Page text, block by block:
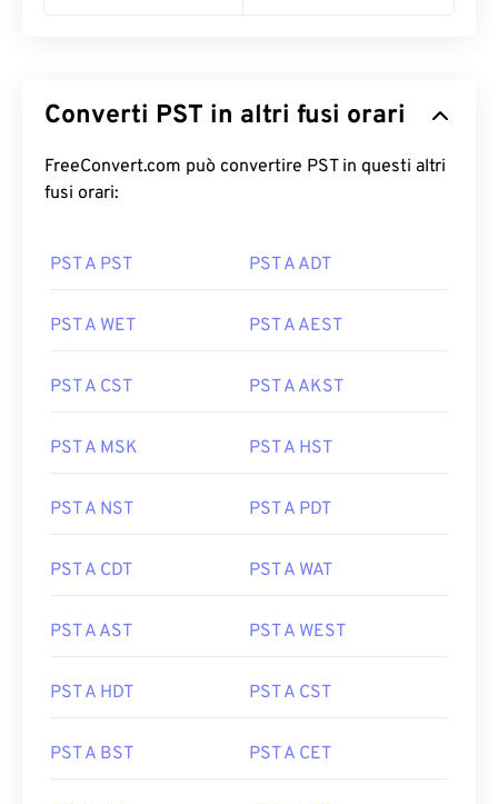
Converti PST in altri fusi orari
FreeConvert.com può convertire PST in questi altri
fusi orari:
PST A PST PST A ADT
PST A WET PST A AEST
PST A CST PST A AKST
PST A MSK PST A HST
PST A NST PST A PDT
PST A CDT PST A WAT
PST A AST PST A WEST
PST A HDT PST A CST
PST A BST PST A CET